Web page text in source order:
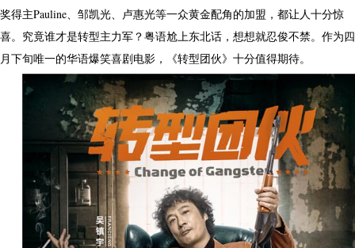
奖得主Pauline、邹凯光、卢惠光等一众黄金配角的加盟，都让人十分惊
喜。究竟谁才是转型主力军？粤语尬上东北话，想想就忍俊不禁。作为四
月下旬唯一的华语爆笑喜剧电影，《转型团伙》十分值得期待。